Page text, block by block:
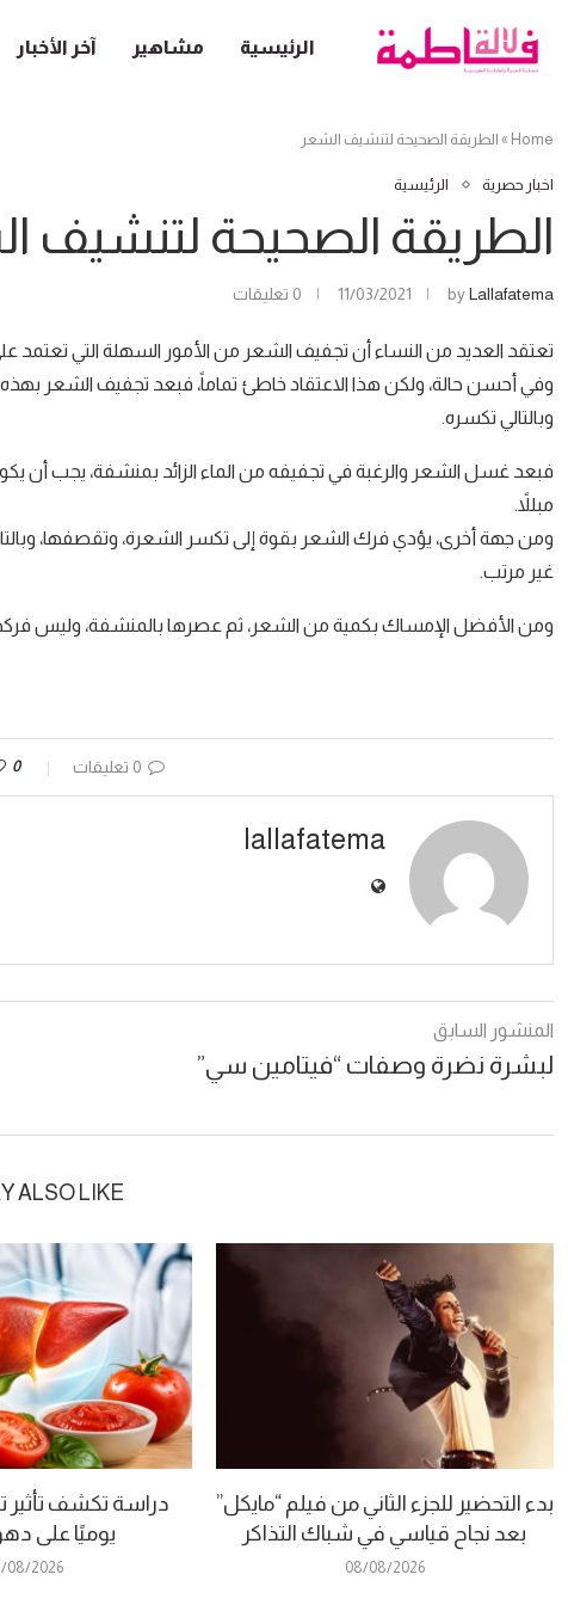
الرئيسية مشاهير آخر الأخبار
Home
» الطريقة الصحيحة لتنشيف الشعر
اخبار حصرية الرئيسية
الطريقة الصحيحة لتنشيف
byLallafatema
11/03/2021 0 تعليقات
تعتقد العديد من النساء أن تجفيف الشعر من الأمور السهلة التي
وفي أحسن حالة، ولكن هذا الاعتقاد خاطئ تماماً، فبعد تجفيف الشعر
وبالتالي تكسره.
فبعد غسل الشعر والرغبة في تجفيفه من الماء الزائد بمنشفة، يجب
مبللاً.
ومن جهة أخرى، يؤدي فرك الشعر بقوة إلى تكسر الشعرة، وتقصفها،
غير مرتب.
ومن الأفضل الإمساك بكمية من الشعر، ثم عصرها بالمنشفة، وليس
0 تعليقات 0
lallafatema
المنشور السابق
لبشرة نضرة وصفات “فيتامين سي”
ALSO LIKE
بدء التحضير للجزء الثاني من فيلم “مايكل”
بعد نجاح قياسي في شباك التذاكر
08/08/2026
دراسة تكشف تأثير
يوميًا على
08/2026